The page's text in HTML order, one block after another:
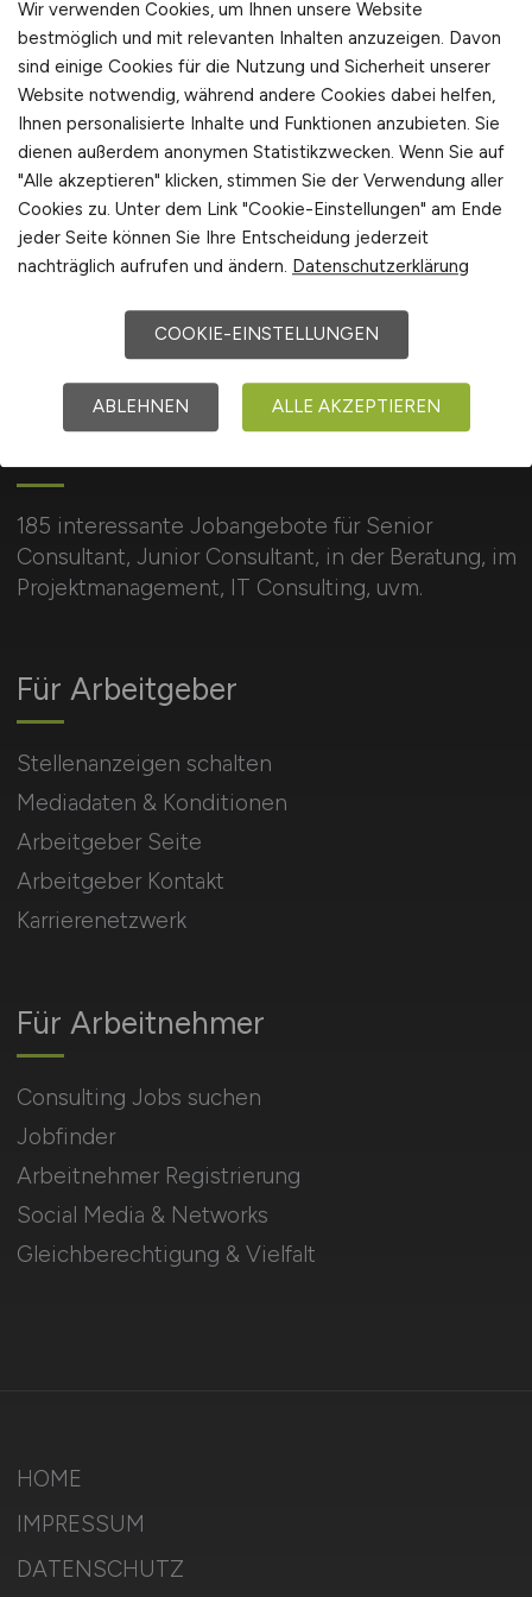
International
1
185 interessante Jobangebote für Senior
Consultant, Junior Consultant, in der Beratung, im
Projektmanagement, IT Consulting, uvm.
Für Arbeitnehmer
Consulting Jobs suchen
Jobfinder
Arbeitnehmer Registrierung
Social Media & Networks
Gleichberechtigung & Vielfalt
Für Arbeitgeber
Stellenanzeigen schalten
Mediadaten & Konditionen
Arbeitgeber Seite
Arbeitgeber Kontakt
Karrierenetzwerk
HOME
IMPRESSUM
DATENSCHUTZ
Wir verwenden Cookies, um Ihnen unsere Website
bestmöglich und mit relevanten Inhalten anzuzeigen. Davon
sind einige Cookies für die Nutzung und Sicherheit unserer
Website notwendig, während andere Cookies dabei helfen,
Ihnen personalisierte Inhalte und Funktionen anzubieten. Sie
dienen außerdem anonymen Statistikzwecken. Wenn Sie auf
"Alle akzeptieren" klicken, stimmen Sie der Verwendung aller
Cookies zu. Unter dem Link "Cookie-Einstellungen" am Ende
jeder Seite können Sie Ihre Entscheidung jederzeit
nachträglich aufrufen und ändern. Datenschutzerklärung
COOKIE-EINSTELLUNGEN
ABLEHNEN ALLE AKZEPTIEREN